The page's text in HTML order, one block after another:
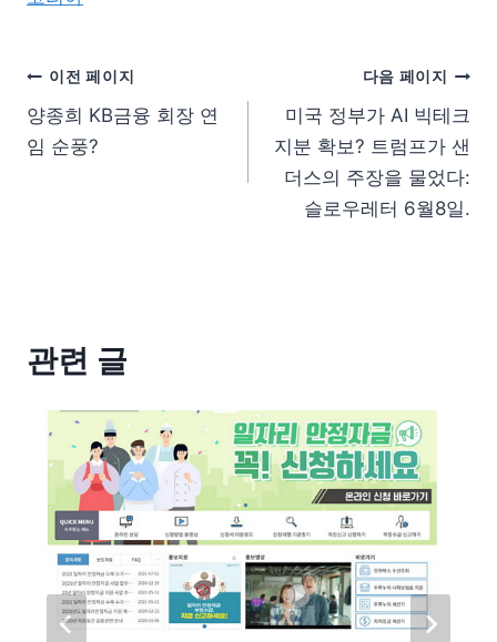
이전 페이지
양종희 KB금융 회장 연
임 순풍?
다음 페이지
미국 정부가 AI 빅테크
지분 확보? 트럼프가 샌
더스의 주장을 물었다:
슬로우레터 6월8일.
관련 글